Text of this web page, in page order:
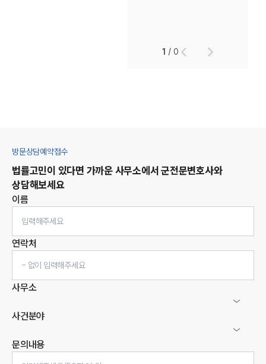
1 /0
방문상담예약접수
법률고민이 있다면 가까운 사무소에서군전문변호사와
상담해보세요
이름
연락처
사무소
사건분야
문의내용